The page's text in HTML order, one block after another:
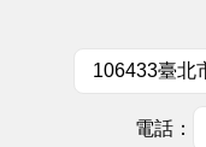
106433臺北
電話：